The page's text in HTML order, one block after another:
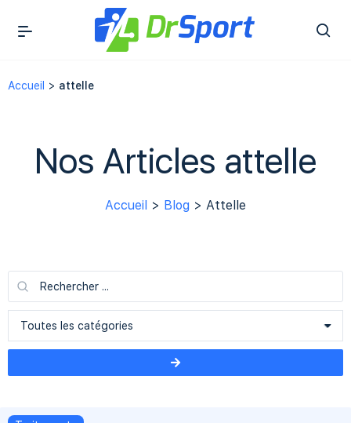
Accueil > attelle
Nos Articles attelle
Accueil > Blog > Attelle